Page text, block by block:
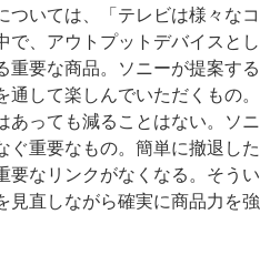
いては、「テレビは様々なコ
で、アウトプットデバイスとし
重要な商品。ソニーが提案する
して楽しんでいただくもの。
あっても減ることはない。ソニ
ぐ重要なもの。簡単に撤退した
要なリンクがなくなる。そうい
見直しながら確実に商品力を強